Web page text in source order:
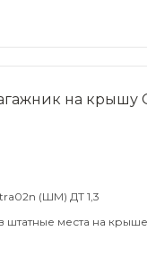
на крышу
(ШМ) ДТ 1,3
места на крыше